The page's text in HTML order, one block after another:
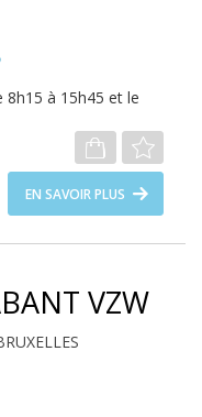
8h15 à 15h45 et le
EN SAVOIR PLUS
VZW